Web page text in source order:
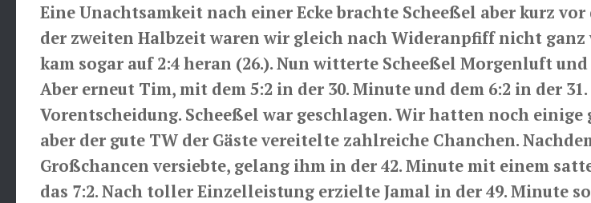
Eine Unachtsamkeit nach einer Ecke brachte Scheeßel aber kurz vor
der zweiten Halbzeit waren wir gleich nach Wideranpfiff nicht ganz
kam sogar auf 2:4 heran (26.). Nun witterte Scheeßel Morgenluft
Aber erneut Tim, mit dem 5:2 in der 30. Minute und dem 6:2 in der
Vorentscheidung. Scheeßel war geschlagen. Wir hatten noch
aber der gute TW der Gäste vereitelte zahlreiche Chanchen.
Großchancen versiebte, gelang ihm in der 42. Minute mit einem
das 7:2. Nach toller Einzelleistung erzielte Jamal in der 49. Minute